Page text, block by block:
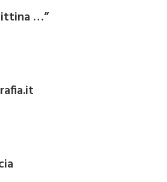
…”